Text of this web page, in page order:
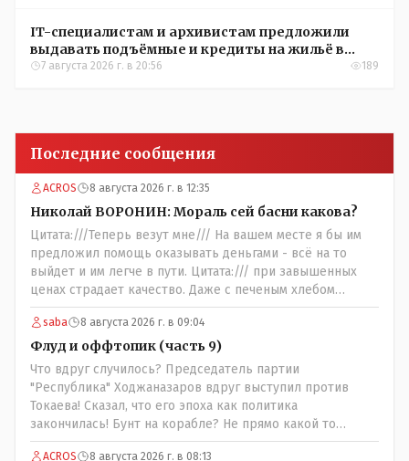
IT-специалистам и архивистам предложили
выдавать подъёмные и кредиты на жильё в
сёлах Казахстана
7 августа 2026 г. в 20:56 189
Последние сообщения
ACROS 8 августа 2026 г. в 12:35
Николай ВОРОНИН: Мораль сей басни какова?
Цитата:///Теперь везут мне/// На вашем месте я бы им
предложил помощь оказывать деньгами - всё на то
выйдет и им легче в пути. Цитата:/// при завышенных
ценах страдает качество. Даже с печеным хлебом
проблема. // На вкус и цвет........., по мне : - наша молочка
значительно вкуснее чем руссская и белоруская, а хлеб
покупайте формовой, бюджетный- он значительно
вкусней остальных, но самый вкусный хлеб в совхозных
пекарнях; мясо - русское, белоруское не вкусное- наше
значительно вкусней и натуральное Цитата:///В
финансовой столице республики все дешевле./// Что
правда то правда: - там продкты и фрукты-овощи
дешевле и услуги тамады, певцов тоже и провести той
saba 8 августа 2026 г. в 09:04
Флуд и оффтопик (часть 9)
Что вдруг случилось? Председатель партии
"Республика" Ходжаназаров вдруг выступил против
Токаева! Сказал, что его эпоха как политика
закончилась! Бунт на корабле? Не прямо какой то
правдолюб вдруг выступил! Может он инопланетянин?
ACROS 8 августа 2026 г. в 08:13